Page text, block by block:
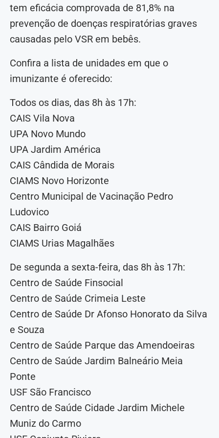
tem eficácia comprovada de 81,8% na
prevenção de doenças respiratórias graves
causadas pelo VSR em bebês.
Confira a lista de unidades em que o
imunizante é oferecido:
Todos os dias, das 8h às 17h:
CAIS Vila Nova
UPA Novo Mundo
UPA Jardim América
CAIS Cândida de Morais
CIAMS Novo Horizonte
Centro Municipal de Vacinação Pedro
Ludovico
CAIS Bairro Goiá
CIAMS Urias Magalhães
De segunda a sexta-feira, das 8h às 17h:
Centro de Saúde Finsocial
Centro de Saúde Crimeia Leste
Centro de Saúde Dr Afonso Honorato da Silva
e Souza
Centro de Saúde Parque das Amendoeiras
Centro de Saúde Jardim Balneário Meia
Ponte
USF São Francisco
Centro de Saúde Cidade Jardim Michele
Muniz do Carmo